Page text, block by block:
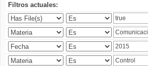
Filtros actuales: